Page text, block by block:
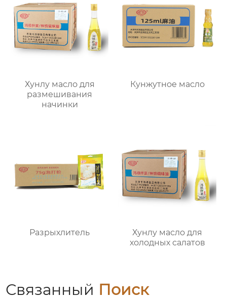
Хунлу масло для
размешивания
начинки
Кунжутное масло
Разрыхлитель
Хунлу масло для
холодных салатов
Связанный Поиск